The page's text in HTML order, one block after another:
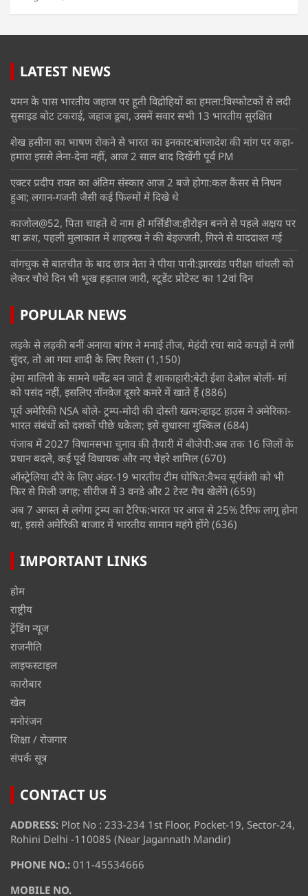
LATEST NEWS
यमन के पास भारतीय जहाज पर हूती विद्रोहियों का हमला:विस्फोटकों से लदी
सुसाइड बोट टकराई, जहाज डूबा, उसमें सवार सभी 13 भारतीय सुरक्षित
शेख हसीना का भाषण रोकने से भारत का इनकार:बांग्लादेश की मांग पर कहा-
हमारा इससे लेना-देना नहीं, आज 2 साल बाद दिखेंगी पूर्व PM
एक्टर प्रदीप रावत का अंतिम संस्कार आज 2 बजे होगा:कल कैंसर से निधन
हुआ; लगान-गजनी जैसी कई फिल्मों में दिखे थे
काजोल@52, पिता चाहते थे नाम हो मर्सिडीज:हीरोइन बनने से पहले अक्षय पर
था क्रश, पहली मुलाकात में शाहरुख ने की बेइज्जती, गिरने से याददाश्त गई
वांगचुक से बातचीत के बाद छात्र नेता ने पीया पानी:झारखंड परीक्षा धांधली को
लेकर चौथे दिन भी भूख हड़ताल जारी, स्टूडेंट प्रोटेस्ट का 12वां दिन
POPULAR NEWS
लड़के से लड़की बनीं अनाया बांगर ने मनाई तीज, मेहंदी रचा सादे कपड़ों में लगीं
सुंदर, तो आ गया शादी के लिए रिश्ता (1,150)
हेमा मालिनी के सामने धर्मेंद्र बन जाते हैं शाकाहारी:बेटी ईशा देओल बोलीं- मां
को पसंद नहीं, इसलिए नॉनवेज दूसरे कमरे में खाते हैं (886)
पूर्व अमेरिकी NSA बोले- ट्रम्प-मोदी की दोस्ती खत्म:व्हाइट हाउस ने अमेरिका-
भारत संबंधों को दशकों पीछे धकेला; इसे सुधारना मुश्किल (684)
पंजाब में 2027 विधानसभा चुनाव की तैयारी में बीजेपी:अब तक 16 जिलों के
प्रधान बदले, कई पूर्व विधायक और नए चेहरे शामिल (670)
ऑस्ट्रेलिया दौरे के लिए अंडर-19 भारतीय टीम घोषित:वैभव सूर्यवंशी को भी
फिर से मिली जगह; सीरीज में 3 वनडे और 2 टेस्ट मैच खेलेंगे (659)
अब 7 अगस्त से लगेगा ट्रम्प का टैरिफ:भारत पर आज से 25% टैरिफ लागू होना
था, इससे अमेरिकी बाजार में भारतीय सामान महंगे होंगे (636)
IMPORTANT LINKS
होम
राष्ट्रीय
ट्रेंडिंग न्यूज
राजनीति
लाइफस्टाइल
कारोबार
खेल
मनोरंजन
शिक्षा / रोजगार
संपर्क सूत्र
CONTACT US
ADDRESS: Plot No : 233-234 1st Floor, Pocket-19, Sector-24,
Rohini Delhi -110085 (Near Jagannath Mandir)
PHONE NO.: 011-45534666
MOBILE NO.